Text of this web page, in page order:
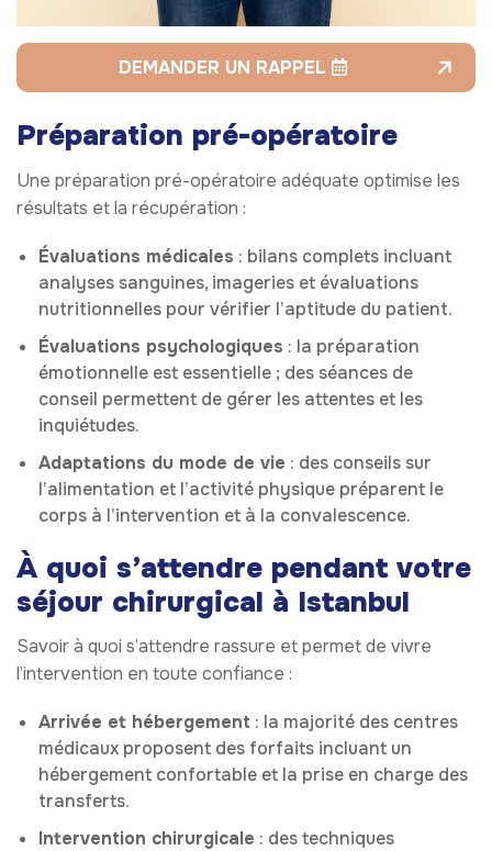
DEMANDER UN RAPPEL
Préparation pré-opératoire
Une préparation pré-opératoire adéquate optimise les
résultats et la récupération :
Évaluations médicales : bilans complets incluant
analyses sanguines, imageries et évaluations
nutritionnelles pour vérifier l’aptitude du patient.
Évaluations psychologiques : la préparation
émotionnelle est essentielle ; des séances de
conseil permettent de gérer les attentes et les
inquiétudes.
Adaptations du mode de vie : des conseils sur
l’alimentation et l’activité physique préparent le
corps à l’intervention et à la convalescence.
À quoi s’attendre pendant votre
séjour chirurgical à Istanbul
Savoir à quoi s’attendre rassure et permet de vivre
l’intervention en toute confiance :
Arrivée et hébergement : la majorité des centres
médicaux proposent des forfaits incluant un
hébergement confortable et la prise en charge des
transferts.
Intervention chirurgicale : des techniques